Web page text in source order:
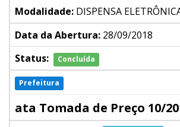
Modalidade: DISPENSA
Data da Abertura: 28/09/2018
Status:
Concluída
Prefeitura
ata Tomada de Preço 10/